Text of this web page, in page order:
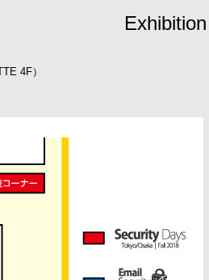
Exhibition
4F）